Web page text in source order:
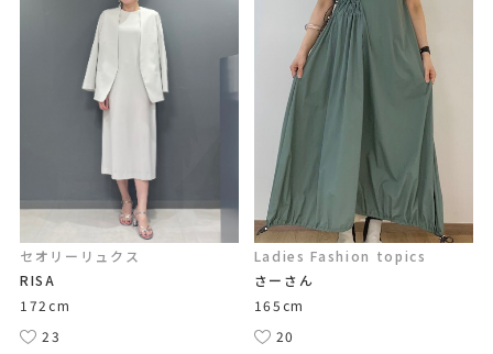
セオリーリュクス
RISA
172cm
23
Ladies Fashion topics
さーさん
165cm
20